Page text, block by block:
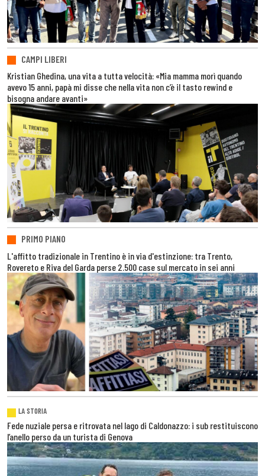
CAMPI LIBERI
Kristian Ghedina, una vita a tutta velocità: «Mia mamma morì quando
avevo 15 anni, papà mi disse che nella vita non c’è il tasto rewind e
bisogna andare avanti»
PRIMO PIANO
L'affitto tradizionale in Trentino è in via d'estinzione: tra Trento,
Rovereto e Riva del Garda perse 2.500 case sul mercato in sei anni
LA STORIA
Fede nuziale persa e ritrovata nel lago di Caldonazzo: i sub restituiscono
l’anello perso da un turista di Genova